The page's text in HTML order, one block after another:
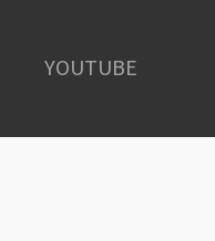
YOUTUBE